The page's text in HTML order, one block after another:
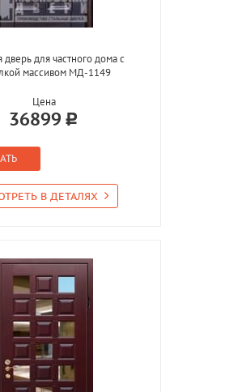
дверь для частного дома с
массивом МД-1149
Цена
36899
В ДЕТАЛЯХ